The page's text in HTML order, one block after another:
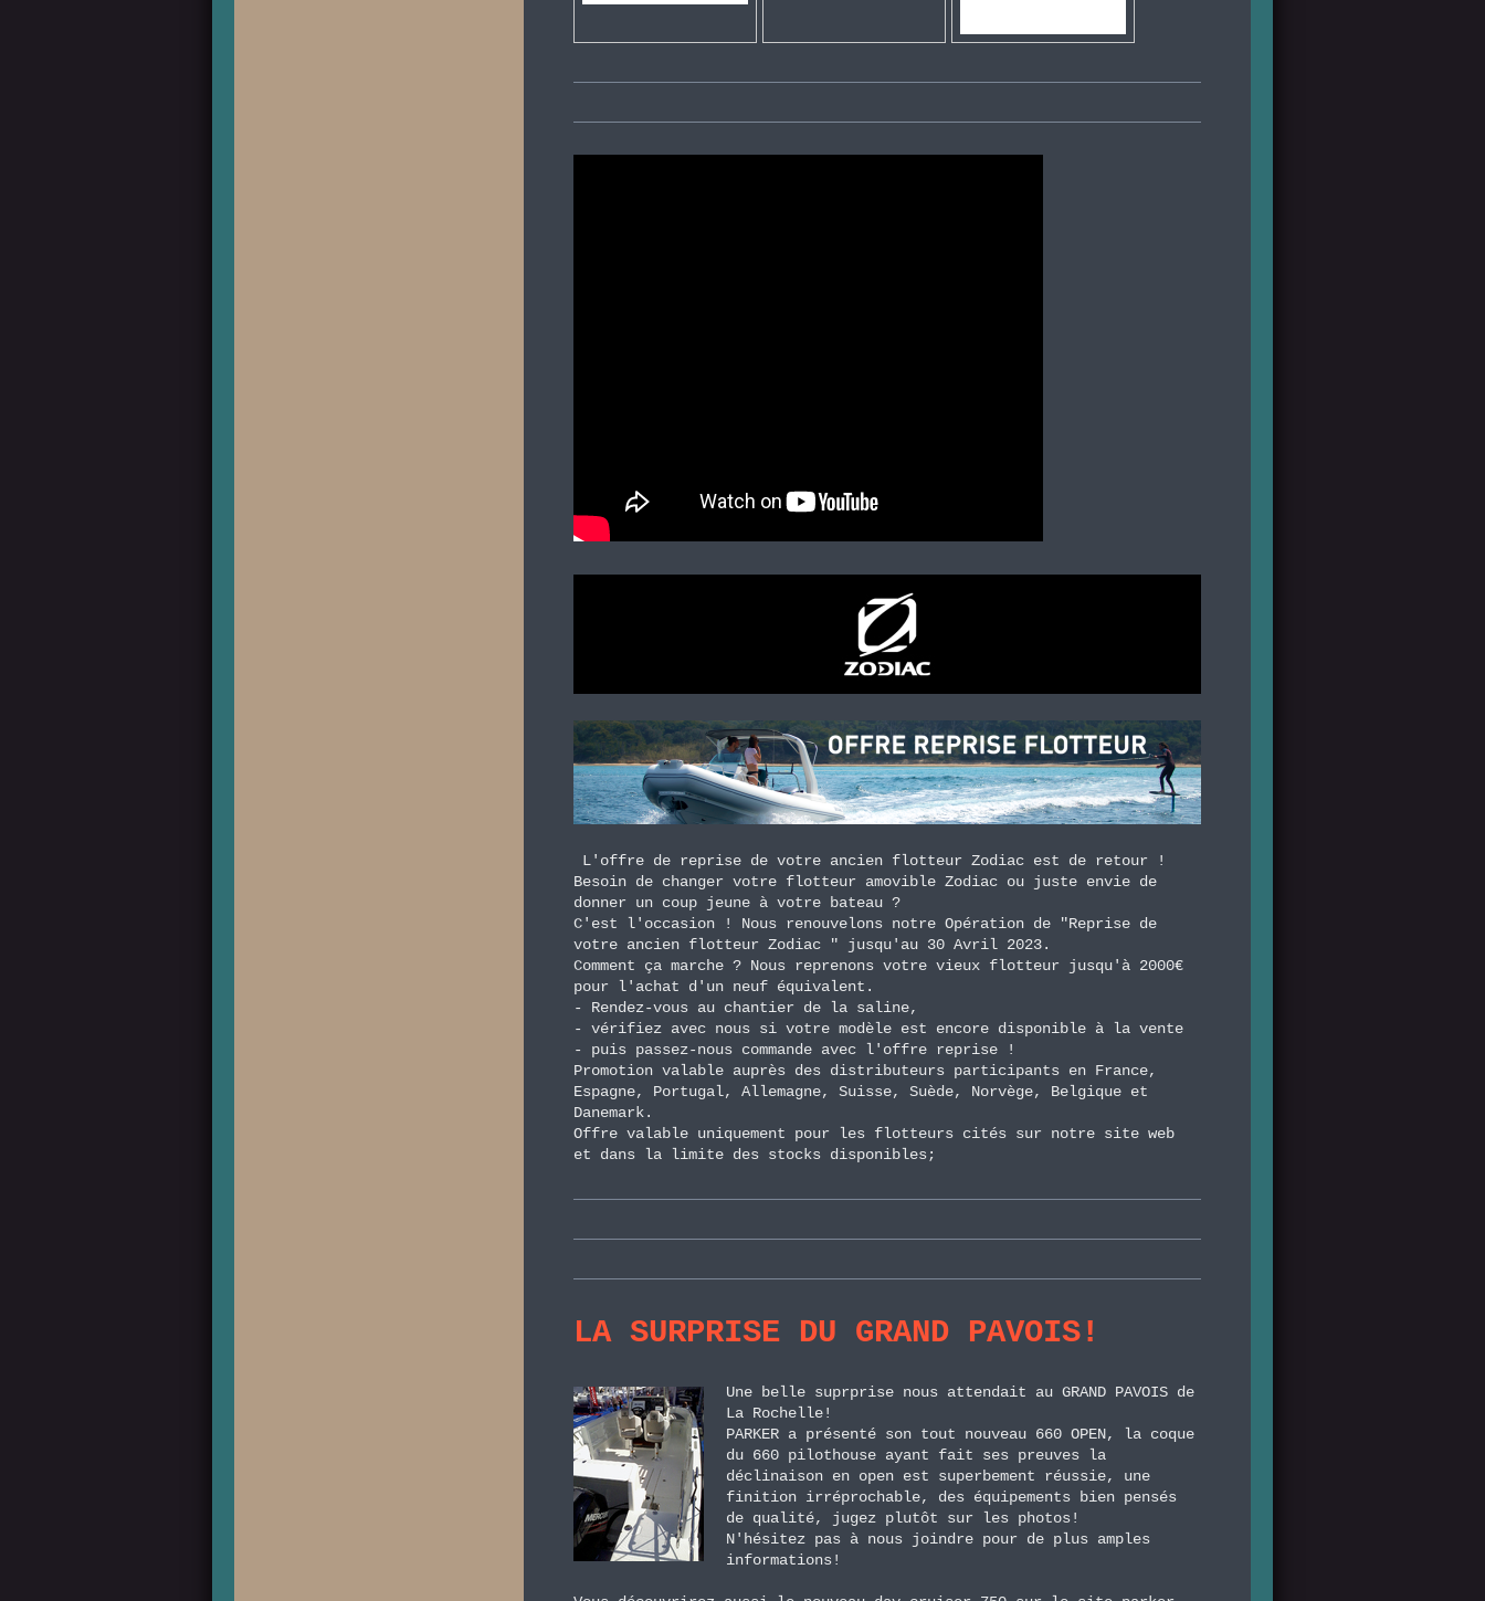
L'offre de reprise de votre ancien flotteur Zodiac est de retour !
Besoin de changer votre flotteur amovible Zodiac ou juste envie de
donner un coup jeune à votre bateau ?
C'est l'occasion ! Nous renouvelons notre Opération de "Reprise de
votre ancien flotteur Zodiac " jusqu'au 30 Avril 2023.
Comment ça marche ? Nous reprenons votre vieux flotteur jusqu'à 2000€
pour l'achat d'un neuf équivalent.
- Rendez-vous au chantier de la saline,
- vérifiez avec nous si votre modèle est encore disponible à la vente
- puis passez-nous commande avec l'offre reprise !
Promotion valable auprès des distributeurs participants en France,
Espagne, Portugal, Allemagne, Suisse, Suède, Norvège, Belgique et
Danemark.
Offre valable uniquement pour les flotteurs cités sur notre site web
et dans la limite des stocks disponibles;
LA SURPRISE DU GRAND PAVOIS!
Une belle suprprise nous attendait au GRAND PAVOIS de
La Rochelle!
PARKER a présenté son tout nouveau 660 OPEN, la coque
du 660 pilothouse ayant fait ses preuves la
déclinaison en open est superbement réussie, une
finition irréprochable, des équipements bien pensés
de qualité, jugez plutôt sur les photos!
N'hésitez pas à nous joindre pour de plus amples
informations!